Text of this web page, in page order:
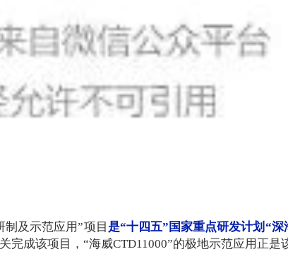
及示范应用”项目 是“十四五”国家重点研发计划“
成该项目，“海威CTD11000”的极地示范应用正是